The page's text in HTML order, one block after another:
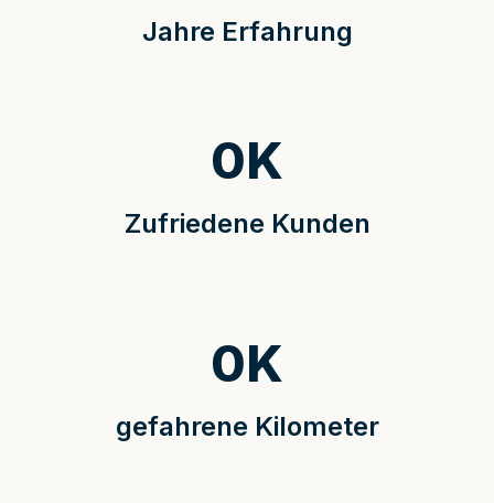
Jahre Erfahrung
Zufriedene Kunden
0K
gefahrene Kilometer
0K